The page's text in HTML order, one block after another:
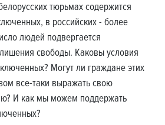
тюрьмах содержится
в российских - более
людей подвергается
свободы. Каковы условия
Могут ли граждане этих
все-таки выражать свою
И как мы можем поддержать